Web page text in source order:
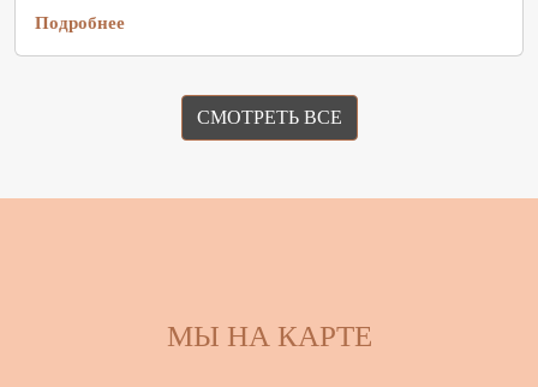
Подробнее
СМОТРЕТЬ ВСЕ
МЫ НА КАРТЕ